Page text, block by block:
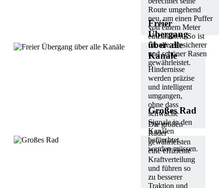
Route umgehend
neu, um einen Puffer
von einem Meter
einzuhalten. So ist
für alle ein sicherer
und schöner Rasen
gewährleistet.
Freier
Übergang
über alle
Kanäle
Hindernisse
werden präzise
und intelligent
umgangen,
ohne dass
schwache
Signale in den
Kanälen
befürchtet
werden müssen.
Großes Rad
Die großen
Räder
gewährleisten
eine effiziente
Kraftverteilung
und führen so
zu besserer
Traktion und